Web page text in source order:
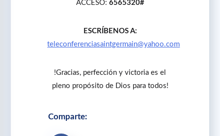
ACCESO: 6565320#
ESCRÍBENOS A:
teleconferenciasaintgermain@yahoo.com
!Gracias, perfección y victoria es el
pleno propósito de Dios para todos!
Comparte: